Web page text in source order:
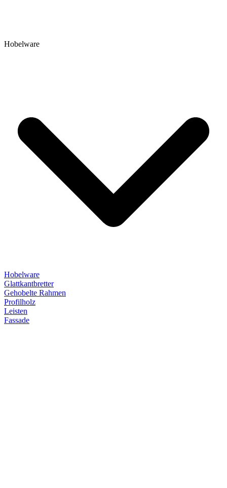
Hobelware
Hobelware
Glattkantbretter
Gehobelte Rahmen
Profilholz
Leisten
Fassade